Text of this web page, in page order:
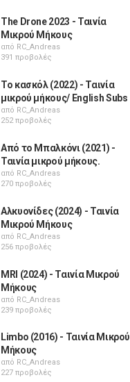
The Drone 2023 - Ταινία
Μικρού Μήκους
από RC_Andreas
391 προβολές
Το κασκόλ (2022) - Ταινία
μικρού μήκους/ English Subs
από RC_Andreas
252 προβολές
Από το Μπαλκόνι (2021) -
Ταινία μικρού μήκους.
από RC_Andreas
270 προβολές
Αλκυονίδες (2024) - Ταινία
Μικρού Μήκους
από RC_Andreas
256 προβολές
MRI (2024) - Ταινία Μικρού
Μήκους
από RC_Andreas
239 προβολές
Limbo (2016) - Ταινία Μικρού
Μήκους
από RC_Andreas
227 προβολές